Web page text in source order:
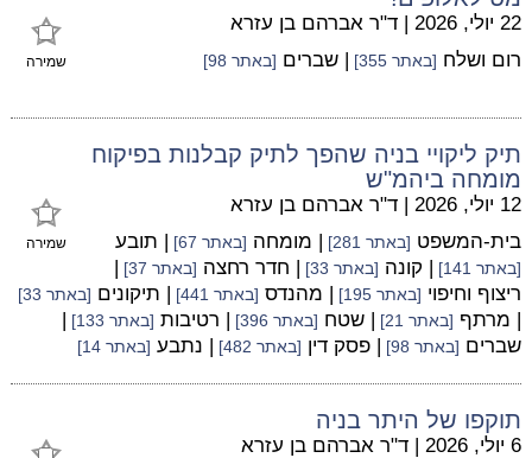
שמירה
22 יולי, 2026 | ד"ר אברהם בן עזרא
רום ושלח [באתר 355] | שברים [באתר 98]
תיק ליקויי בניה שהפך לתיק קבלנות בפיקוח
מומחה ביהמ"ש
שמירה
12 יולי, 2026 | ד"ר אברהם בן עזרא
בית-המשפט [באתר 281] | מומחה [באתר 67] | תובע
[באתר 141] | קונה [באתר 33] | חדר רחצה [באתר 37]
|
ריצוף וחיפוי [באתר 195] | מהנדס [באתר 441] | תיקונים [באתר 33]
| מרתף [באתר 21] | שטח [באתר 396] | רטיבות [באתר 133]
|
שברים [באתר 98] | פסק דין [באתר 482] | נתבע [באתר 14]
תוקפו של היתר בניה
6 יולי, 2026 | ד"ר אברהם בן עזרא